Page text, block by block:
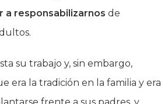
a responsabilizarnos de
su trabajo y, sin embargo,
era la tradición en la familia y era
frente a sus padres, y